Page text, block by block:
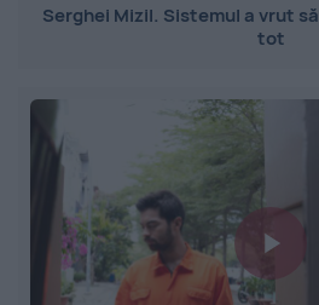
Serghei Mizil. Sistemul a vrut
tot